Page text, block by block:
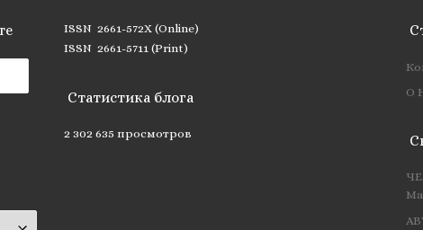
ISSN 2661-572X (Online)
ISSN 2661-5711 (Print)
Статистика блога
2 302 635 просмотров
О